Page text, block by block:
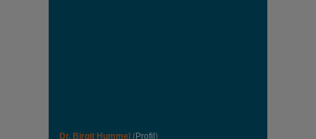
Dr. Birgit Hummel (Profil)